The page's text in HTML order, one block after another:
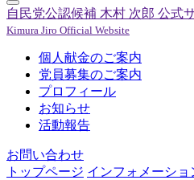
自民党公認候補 木村 次郎 公式
Kimura Jiro Official Website
個人献金のご案内
党員募集のご案内
プロフィール
お知らせ
活動報告
お問い合わせ
トップページ インフォメーショ